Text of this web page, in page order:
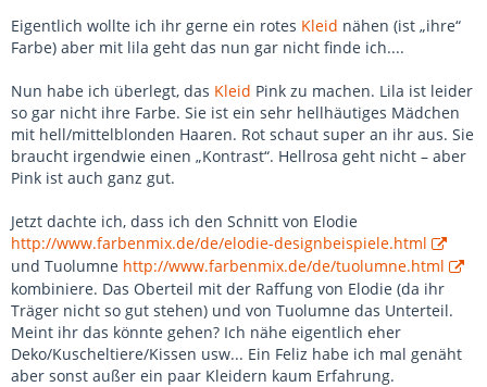
Eigentlich wollte ich ihr gerne ein rotes Kleid nähen (ist „ihre“
Farbe) aber mit lila geht das nun gar nicht finde ich....
Nun habe ich überlegt, das Kleid Pink zu machen. Lila ist leider
so gar nicht ihre Farbe. Sie ist ein sehr hellhäutiges Mädchen
mit hell/mittelblonden Haaren. Rot schaut super an ihr aus. Sie
braucht irgendwie einen „Kontrast“. Hellrosa geht nicht – aber
Pink ist auch ganz gut.
Jetzt dachte ich, dass ich den Schnitt von Elodie
http://www.farbenmix.de/de/elodie-designbeispiele.html
und Tuolumne http://www.farbenmix.de/de/tuolumne.html
kombiniere. Das Oberteil mit der Raffung von Elodie (da ihr
Träger nicht so gut stehen) und von Tuolumne das Unterteil.
Meint ihr das könnte gehen? Ich nähe eigentlich eher
Deko/Kuscheltiere/Kissen usw... Ein Feliz habe ich mal genäht
aber sonst außer ein paar Kleidern kaum Erfahrung.